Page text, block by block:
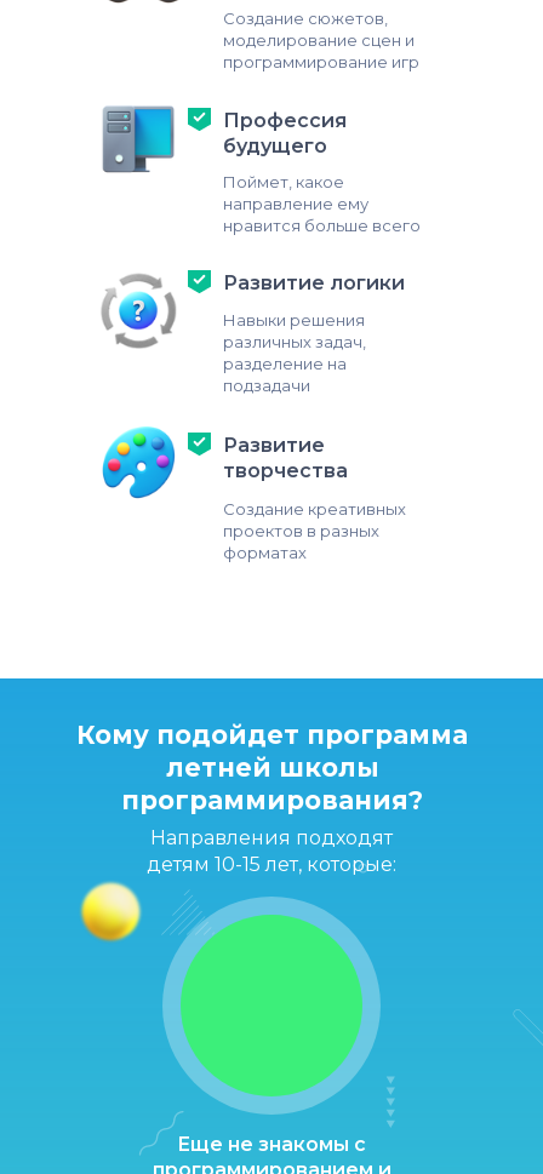
Развитие логики
Навыки решения
различных задач,
разделение на
подзадачи
Профессия
будущего
Поймет, какое
направление ему
нравится больше всего
Развитие
творчества
Создание креативных
проектов в разных
форматах
Создание сюжетов,
моделирование сцен и
программирование игр
Кому подойдет программа
летней школы
программирования?
Еще не знакомы с
Направления подходят
детям 10-15 лет, которые: